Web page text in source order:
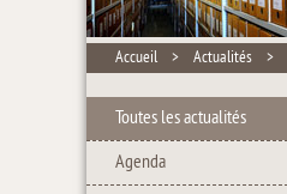
Accueil > Actualités >
Toutes les actualités
Agenda